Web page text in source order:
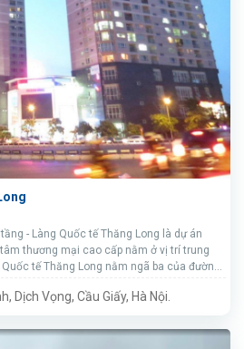
- Làng Quốc tế Thăng Long là dự án
thương mại cao cấp nằm ở vị trí trung
tế Thăng Long nằm ngã ba của đường
Dịch Vọng, Cầu Giấy, Hà Nội.